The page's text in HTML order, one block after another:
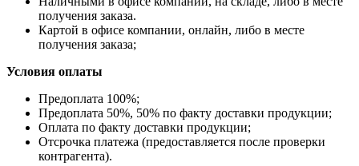
получения заказа.
Картой в офисе компании, онлайн, либо в месте
получения заказа;
Условия оплаты
Предоплата 100%;
Предоплата 50%, 50% по факту доставки продукции;
Оплата по факту доставки продукции;
Отсрочка платежа (предоставляется после проверки
контрагента).